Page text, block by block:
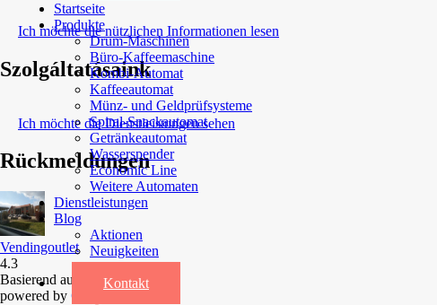
Startseite
Produkte
Drum-Maschinen
Büro-Kaffeemaschine
Kombi-Automat
Kaffeeautomat
Münz- und Geldprüfsysteme
Spiral-Snackautomat
Getränkeautomat
Wasserspender
Economic Line
Weitere Automaten
Dienstleistungen
Blog
Aktionen
Neuigkeiten
Informationen
Kontakt
Ich möchte die nützlichen Informationen lesen
Szolgáltatásaink
Ich möchte die Dienstleistungen sehen
Rückmeldungen
Vendingoutlet
4.3
Basierend auf 62 Rezensionen
powered by G